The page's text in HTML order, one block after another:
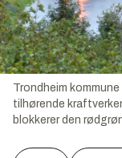
Trondheim
tilhørende
blokkerer den